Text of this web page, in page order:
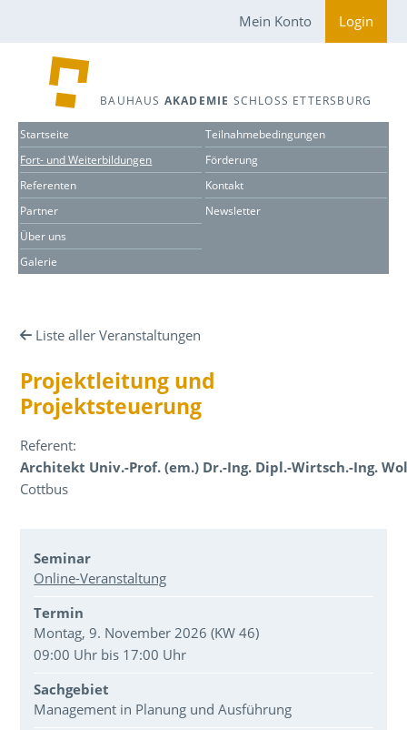
Mein Konto Login
BAUHAUS AKADEMIE SCHLOSS ETTERSBURG
Startseite
Fort- und Weiterbildungen
Referenten
Partner
Über uns
Galerie
Teilnahmebedingungen
Förderung
Kontakt
Newsletter
Liste aller Veranstaltungen
Projektleitung und
Projektsteuerung
Referent:
Architekt Univ.-Prof. (em.) Dr.-Ing. Dipl.-Wirtsch.-Ing.
Cottbus
Veranstaltungsdaten
Seminar
Online-Veranstaltung
Termin
Montag, 9. November 2026 (KW 46)
09:00 Uhr bis 17:00 Uhr
Sachgebiet
Management in Planung und Ausführung